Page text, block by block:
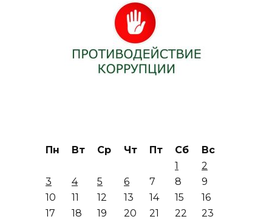
Пн Вт Ср Чт Пт Сб
Вс
1
2
3
4 5 6 7 8
9
10
11 12 13 14 15
16
17
18 19 20 21 22
23